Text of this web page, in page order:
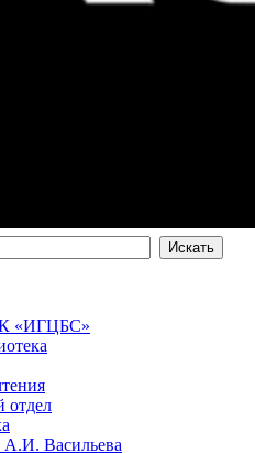
«ИГЦБС»
отдел
А.И. Васильева